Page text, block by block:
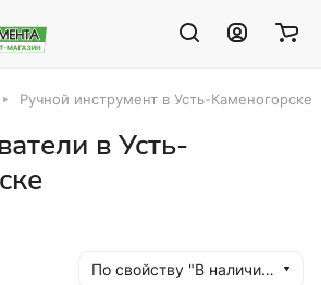
Ручной инструмент в Усть-Каменогорске
в Усть-
По свойству "В наличии" (убывание)